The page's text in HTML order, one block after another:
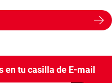
en tu casilla de E-mail